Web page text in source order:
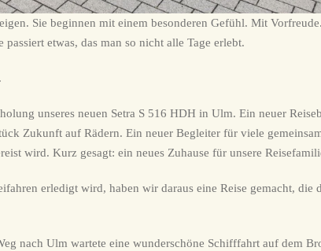
Sie beginnen mit einem besonderen Gefühl. Mit
etwas, das man so nicht alle Tage erlebt.
unseres neuen Setra S 516 HDH in Ulm. Ein neuer
Zukunft auf Rädern. Ein neuer Begleiter für viele
wird. Kurz gesagt: ein neues Zuhause für unsere
erledigt wird, haben wir daraus eine Reise gemacht, die
nach Ulm wartete eine wunderschöne Schifffahrt auf dem